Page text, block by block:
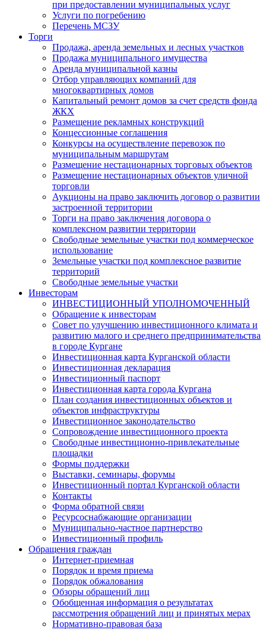
при предоставлении муниципальных услуг
Услуги по погребению
Перечень МСЗУ
Торги
Продажа, аренда земельных и лесных участков
Продажа муниципального имущества
Аренда муниципальной казны
Отбор управляющих компаний для
многоквартирных домов
Капитальный ремонт домов за счет средств фонда
ЖКХ
Размещение рекламных конструкций
Концессионные соглашения
Конкурсы на осуществление перевозок по
муниципальным маршрутам
Размещение нестационарных торговых объектов
Размещение нестационарных объектов уличной
торговли
Аукционы на право заключить договор о развитии
застроенной территории
Торги на право заключения договора о
комплексном развитии территории
Свободные земельные участки под коммерческое
использование
Земельные участки под комплексное развитие
территорий
Свободные земельные участки
Инвесторам
ИНВЕСТИЦИОННЫЙ УПОЛНОМОЧЕННЫЙ
Обращение к инвесторам
Совет по улучшению инвестиционного климата и
развитию малого и среднего предпринимательства
в городе Кургане
Инвестиционная карта Курганской области
Инвестиционная декларация
Инвестиционный паспорт
Инвестиционная карта города Кургана
План создания инвестиционных объектов и
объектов инфраструктуры
Инвестиционное законодательство
Сопровождение инвестиционного проекта
Свободные инвестиционно-привлекательные
площадки
Формы поддержки
Выставки, семинары, форумы
Инвестиционный портал Курганской области
Контакты
Форма обратной связи
Ресурсоснабжающие организации
Муниципально-частное партнерство
Инвестиционный профиль
Обращения граждан
Интернет-приемная
Порядок и время приема
Порядок обжалования
Обзоры обращений лиц
Обобщенная информация о результатах
рассмотрения обращений лиц и принятых мерах
Нормативно-правовая база